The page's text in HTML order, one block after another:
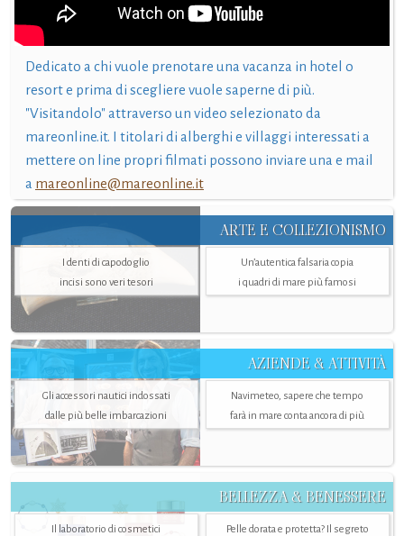
Dedicato a chi vuole prenotare una vacanza in hotel o
resort e prima di scegliere vuole saperne di più.
"Visitandolo" attraverso un video selezionato da
mareonline.it. I titolari di alberghi e villaggi interessati a
mettere on line propri filmati possono inviare una e mail
a mareonline@mareonline.it
ARTE E COLLEZIONISMO
I denti di capodoglio
incisi sono veri tesori
Un’autentica falsaria copia
i quadri di mare più famosi
AZIENDE & ATTIVITÀ
Gli accessori nautici indossati
dalle più belle imbarcazioni
Navimeteo, sapere che tempo
farà in mare conta ancora di più
BELLEZZA & BENESSERE
Il laboratorio di cosmetici
Pelle dorata e protetta? Il segreto